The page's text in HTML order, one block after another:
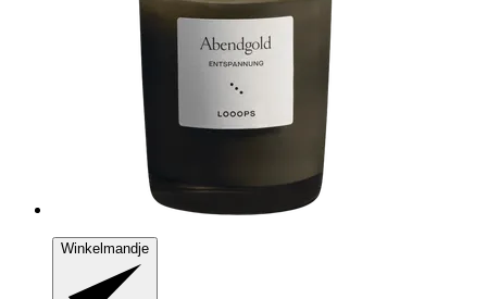
Winkelmandje